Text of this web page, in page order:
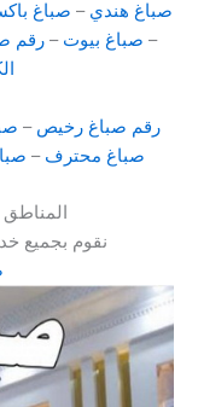
صباغ هندي – صباغ
– صباغ بيوت –رقم
رقم صباغ رخيص –
صباغ محترف –
المناطق
نقوم بجميع